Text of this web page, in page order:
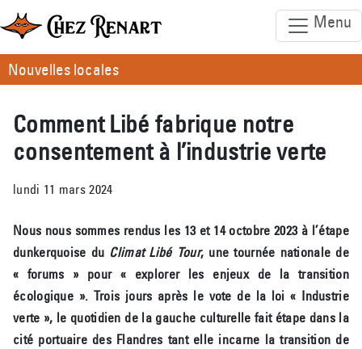
Menu
Nouvelles locales
Comment Libé fabrique notre
consentement à l’industrie verte
lundi 11 mars 2024
Nous nous sommes rendus les 13 et 14 octobre 2023 à l’étape
dunkerquoise du Climat Libé Tour, une tournée nationale de
« forums » pour « explorer les enjeux de la transition
écologique ». Trois jours après le vote de la loi « Industrie
verte », le quotidien de la gauche culturelle fait étape dans la
cité portuaire des Flandres tant elle incarne la transition de